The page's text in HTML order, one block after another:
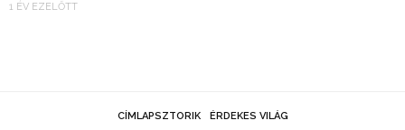
1 ÉV EZELŐTT
CÍMLAPSZTORIK ÉRDEKES VILÁG